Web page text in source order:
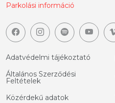
Parkolási információ
Adatvédelmi tájékoztató
Általános Szerződési
Feltételek
Közérdekű adatok